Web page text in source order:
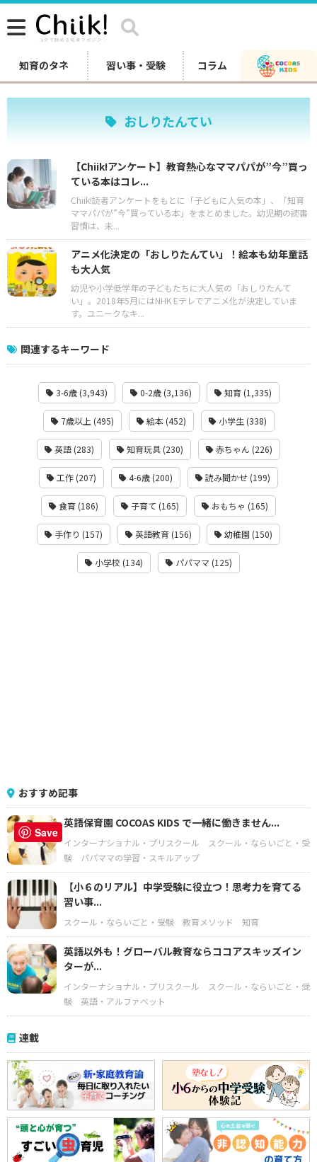
知育のタネ 習い事・受験 コラム
おしりたんてい
【Chiik!アンケート】教育熱心なママパパが”今”買っ
ている本はコレ...
Chiik!読者アンケートをもとに「子どもに人気の本」、「知育
ママパパが”今”買っている本」をまとめました。幼児期の読書
習慣は、未...
アニメ化決定の「おしりたんてい」！絵本も幼年童話
も大人気
幼児や小学低学年の子どもたちに大人気の「おしりたんて
い」。2018年5月にはNHK Eテレでアニメ化が決定していま
す。ユニークなキ...
関連するキーワード
3-6歳 (3,943) 0-2歳 (3,136) 知育 (1,335)
7歳以上 (495) 絵本 (452) 小学生 (338)
英語 (283) 知育玩具 (230) 赤ちゃん (226)
工作 (207) 4-6歳 (200) 読み聞かせ (199)
食育 (186) 子育て (165) おもちゃ (165)
手作り (157) 英語教育 (156) 幼稚園 (150)
小学校 (134) パパママ (125)
おすすめ記事
英語保育園 COCOAS KIDS で一緒に働きません...
インターナショナル・プリスクール
スクール・ならいごと・受
験
パパママの学習・スキルアップ
【小６のリアル】中学受験に役立つ！思考力を育てる
習い事...
スクール・ならいごと・受験 教育メソッド 知育
英語以外も！グローバル教育ならココアスキッズイン
ターが...
インターナショナル・プリスクール
スクール・ならいごと・受
験
英語・アルファベット
連載
Save